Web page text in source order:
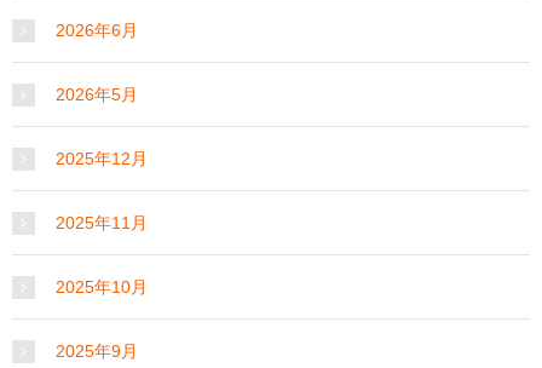
2026年6月
2026年5月
2025年12月
2025年11月
2025年10月
2025年9月